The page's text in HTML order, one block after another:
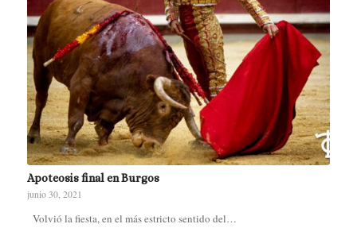
Apoteosis final en Burgos
junio 30, 2021
Volvió la fiesta, en el más estricto sentido del…